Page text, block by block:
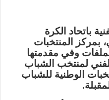
باتحاد الكرة
بمركز المنتخبات
وفي مقدمتها
لمنتخب الشباب
الوطنية للشباب